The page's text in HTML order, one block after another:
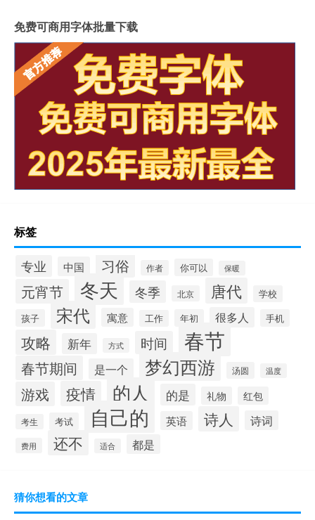
免费可商用字体批量下载
标签
专业 中国 习俗 作者 你可以 保暖
元宵节 冬天 冬季 北京 唐代 学校
孩子 宋代 寓意 工作 年初 很多人 手机
攻略 新年 方式 时间 春节
春节期间 是一个 梦幻西游 汤圆 温度
游戏 疫情 的人 的是 礼物 红包
考生 考试 自己的 英语 诗人 诗词
费用 还不 适合 都是
猜你想看的文章